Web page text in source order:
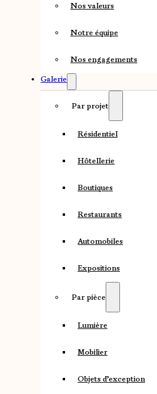
Nos valeurs
Notre équipe
Nos engagements
Galerie
Par projet
Résidentiel
Hôtellerie
Boutiques
Restaurants
Automobiles
Expositions
Par pièce
Lumière
Mobilier
Objets d’exception